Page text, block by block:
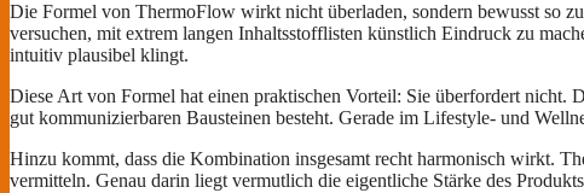
Die Formel von ThermoFlow wirkt nicht überladen, sondern bewusst so
versuchen, mit extrem langen Inhaltsstofflisten künstlich Eindruck zu
intuitiv plausibel klingt.
Diese Art von Formel hat einen praktischen Vorteil: Sie überfordert nicht.
gut kommunizierbaren Bausteinen besteht. Gerade im Lifestyle- und
Hinzu kommt, dass die Kombination insgesamt recht harmonisch wirkt.
vermitteln. Genau darin liegt vermutlich die eigentliche Stärke des